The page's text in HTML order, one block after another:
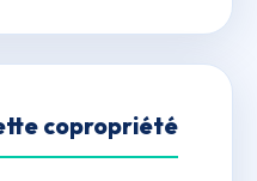
copropriété